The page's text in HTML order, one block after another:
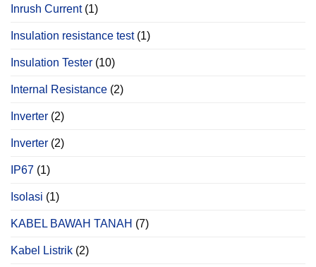
Inrush Current(1)
Insulation resistance test(1)
Insulation Tester (10)
Internal Resistance (2)
Inverter (2)
Inverter (2)
IP67 (1)
Isolasi (1)
KABEL BAWAH TANAH (7)
Kabel Listrik (2)